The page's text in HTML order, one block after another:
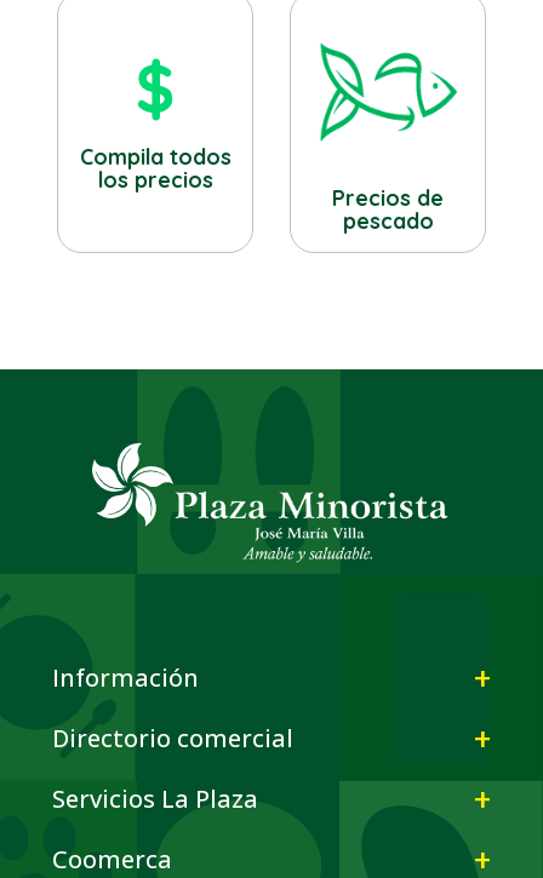
Compila todos
los precios
Precios de
pescado
Información
Directorio comercial
Servicios La Plaza
Coomerca